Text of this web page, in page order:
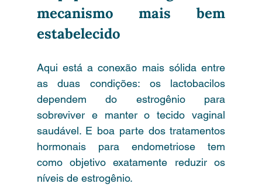
mecanismo mais bem
estabelecido
Aqui está a conexão mais sólida entre
as duas condições: os lactobacilos
dependem do estrogênio para
sobreviver e manter o tecido vaginal
saudável. E boa parte dos tratamentos
hormonais para endometriose tem
como objetivo exatamente reduzir os
níveis de estrogênio.